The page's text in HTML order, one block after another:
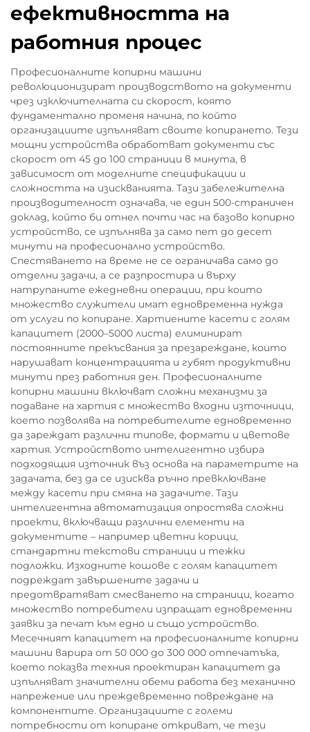
ефективността на
работния процес
Професионалните копирни машини
революционизират производството на документи
чрез изключителната си скорост, която
фундаментално променя начина, по който
организациите изпълняват своите копирането. Тези
мощни устройства обработват документи със
скорост от 45 до 100 страници в минута, в
зависимост от моделните спецификации и
сложността на изискванията. Тази забележителна
производителност означава, че един 500-страничен
доклад, който би отнел почти час на базово копирно
устройство, се изпълнява за само пет до десет
минути на професионално устройство.
Спестяването на време не се ограничава само до
отделни задачи, а се разпростира и върху
натрупаните ежедневни операции, при които
множество служители имат едновременна нужда
от услуги по копиране. Хартиените касети с голям
капацитет (2000–5000 листа) елиминират
постоянните прекъсвания за презареждане, които
нарушават концентрацията и губят продуктивни
минути през работния ден. Професионалните
копирни машини включват сложни механизми за
подаване на хартия с множество входни източници,
което позволява на потребителите едновременно
да зареждат различни типове, формати и цветове
хартия. Устройството интелигентно избира
подходящия източник въз основа на параметрите на
задачата, без да се изисква ръчно превключване
между касети при смяна на задачите. Тази
интелигентна автоматизация опростява сложни
проекти, включващи различни елементи на
документите – например цветни корици,
стандартни текстови страници и тежки
подложки. Изходните кошове с голям капацитет
подреждат завършените задачи и
предотвратяват смесването на страници, когато
множество потребители изпращат едновременни
заявки за печат към едно и също устройство.
Месечният капацитет на професионалните копирни
машини варира от 50 000 до 300 000 отпечатъка,
което показва техния проектиран капацитет да
изпълняват значителни обеми работа без механично
напрежение или преждевременно повреждане на
компонентите. Организациите с големи
потребности от копиране откриват, че тези